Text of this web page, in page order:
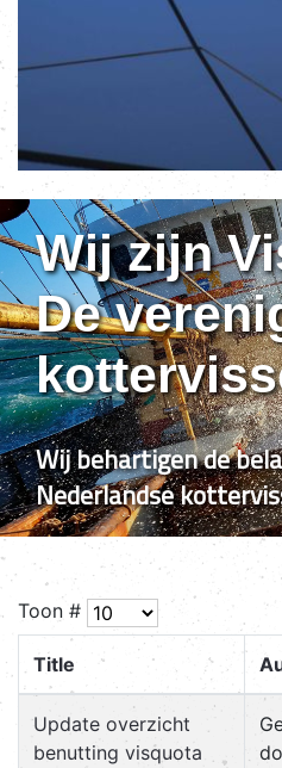
Wij zijn
De
Wij behartigen de
Nederlandse
Toon #
Title
Update overzicht
benutting visquota